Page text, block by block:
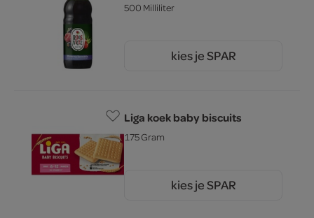
500 Milliliter
kies je SPAR
Liga koek baby biscuits
175 Gram
kies je SPAR